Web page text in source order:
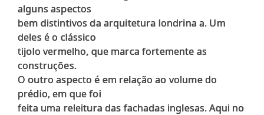
alguns aspectos
bem distintivos da arquitetura londrina a. Um
deles é o clássico
tijolo vermelho, que marca fortemente as
construções.
O outro aspecto é em relação ao volume do
prédio, em que foi
feita uma releitura das fachadas inglesas. Aqui no